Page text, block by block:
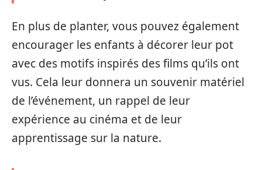
En plus de planter, vous pouvez également
encourager les enfants à décorer leur pot
avec des motifs inspirés des films qu’ils ont
vus. Cela leur donnera un souvenir matériel
de l’événement, un rappel de leur
expérience au cinéma et de leur
apprentissage sur la nature.